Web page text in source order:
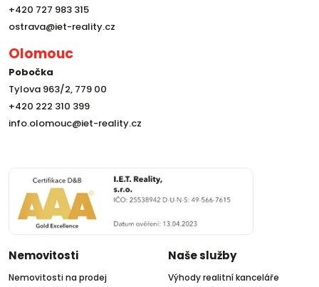
+420 727 983 315
ostrava@iet-reality.cz
Olomouc
Pobočka
Tylova 963/2, 779 00
+420 222 310 399
info.olomouc@iet-reality.cz
Nemovitosti
Nemovitosti na prodej
Naše služby
Výhody realitní kanceláře